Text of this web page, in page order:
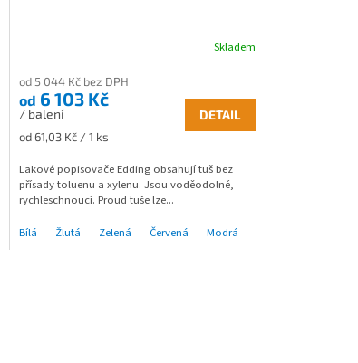
Sv. zelená
Skladem
od 5 044 Kč bez DPH
od 6 103 Kč
/ balení
Měrná
od 61,03 Kč / 1 ks
DETAIL
Lakové popisovače Edding obsahují tuš bez
přísady toluenu a xylenu. Jsou voděodolné,
rychleschnoucí. Proud tuše lze...
Bílá
Žlutá Zelená Červená Modrá